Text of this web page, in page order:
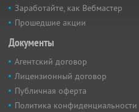
Заработайте, как Вебмастер
Прошедшие акции
Документы
Агентский договор
Лицензионный договор
Публичная оферта
Политика конфиденциальности